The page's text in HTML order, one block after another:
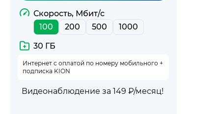
Скорость, Мбит/с
100
200 500 1000
30 ГБ
Интернет с оплатой по номеру мобильного +
подписка KION
Видеонаблюдение за 149 ₽/месяц!